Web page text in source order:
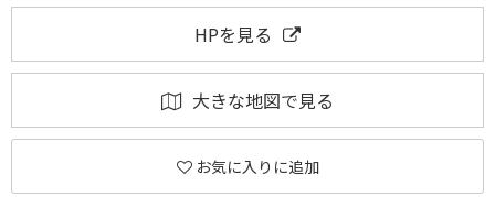
HPを見る
大きな地図で見る
お気に入りに追加